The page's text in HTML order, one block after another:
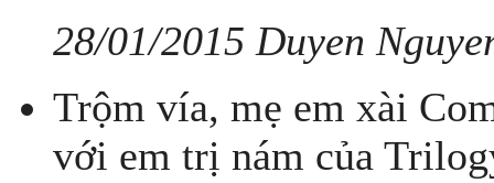
28/01/2015 Duyen
Trộm vía, mẹ em xài
với em trị nám của